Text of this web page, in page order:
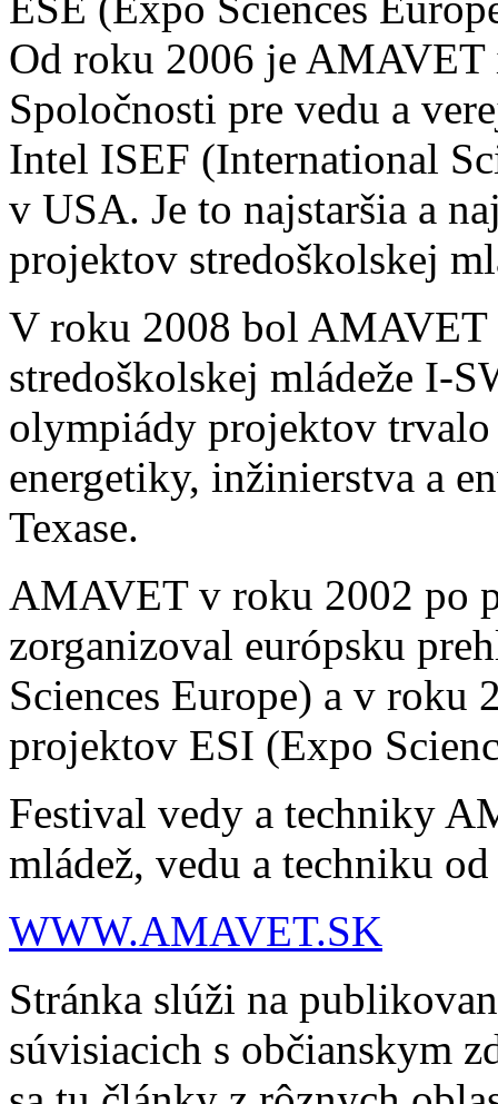
Od roku 2006 je AMAVET
Spoločnosti pre vedu a
Intel ISEF (International
v USA. Je to najstaršia a
projektov stredoškolskej
V roku 2008 bol AMAVET
stredoškolskej mládeže I-
olympiády projektov
energetiky, inžinierstva a
Texase.
AMAVET v roku 2002 po
zorganizoval európsku
Sciences Europe) a v roku
projektov ESI (Expo
Festival vedy a techniky
mládež, vedu a techniku
WWW.AMAVET.SK
Stránka slúži na
súvisiacich s občianskym